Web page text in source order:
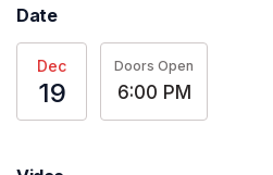
Date
Dec
19
Doors Open
6:00 PM